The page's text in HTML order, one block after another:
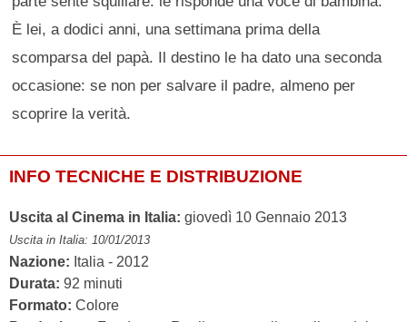
È lei, a dodici anni, una settimana prima della
scomparsa del papà. Il destino le ha dato una seconda
occasione: se non per salvare il padre, almeno per
scoprire la verità.
INFO TECNICHE E DISTRIBUZIONE
Uscita al Cinema in Italia: giovedì 10 Gennaio 2013
Uscita in Italia: 10/01/2013
Nazione: Italia - 2012
Durata: 92 minuti
Formato: Colore